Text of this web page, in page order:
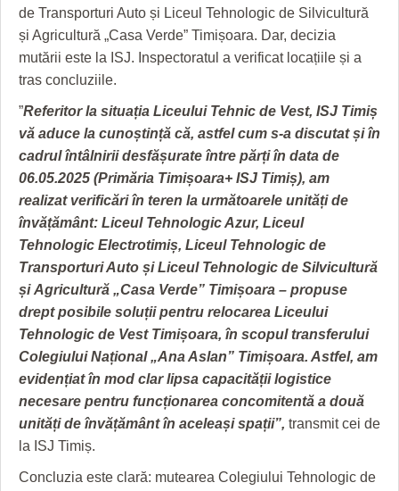
de Transporturi Auto și Liceul Tehnologic de Silvicultură
și Agricultură „Casa Verde” Timișoara. Dar, decizia
mutării este la ISJ. Inspectoratul a verificat locațiile și a
tras concluziile.
”Referitor la situația Liceului Tehnic de Vest, ISJ Timiș
vă aduce la cunoștință că, astfel cum s-a discutat și în
cadrul întâlnirii desfășurate între părți în data de
06.05.2025 (Primăria Timișoara+ ISJ Timiș), am
realizat verificări în teren la următoarele unități de
învățământ: Liceul Tehnologic Azur, Liceul
Tehnologic Electrotimiș, Liceul Tehnologic de
Transporturi Auto și Liceul Tehnologic de Silvicultură
și Agricultură „Casa Verde” Timișoara – propuse
drept posibile soluții pentru relocarea Liceului
Tehnologic de Vest Timișoara, în scopul transferului
Colegiului Național „Ana Aslan” Timișoara. Astfel, am
evidențiat în mod clar lipsa capacității logistice
necesare pentru funcționarea concomitentă a două
unități de învățământ în aceleași spații”, transmit cei de
la ISJ Timiș.
Concluzia este clară: mutearea Colegiului Tehnologic de